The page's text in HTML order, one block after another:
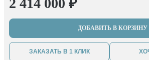
2 414 000 ₽
ДОБАВИТЬ В КОРЗИНУ
ЗАКАЗАТЬ В 1 КЛИК